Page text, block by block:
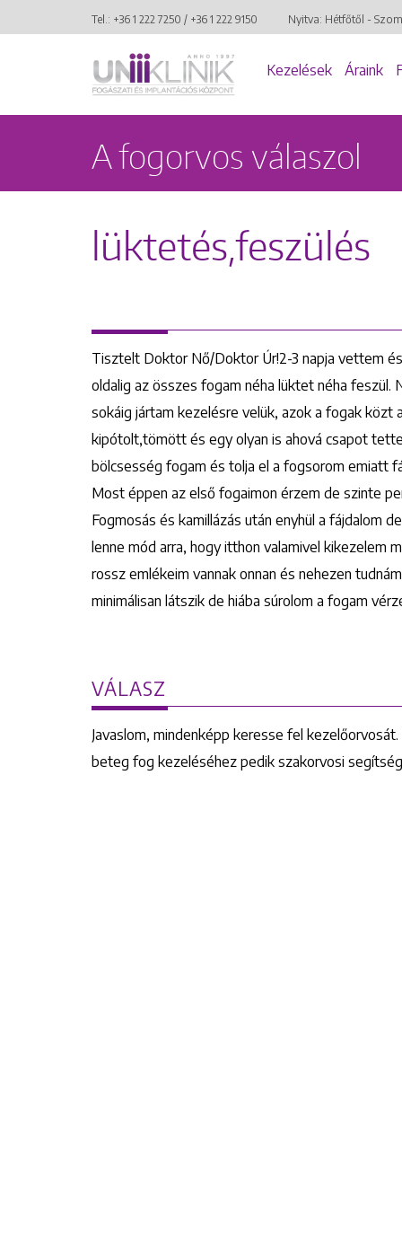
Tel.: +36 1 222 7250 / +36 1 222 9150 Nyitva: Hétfőtől -
Kezelések Áraink
A fogorvos válaszol
lüktetés,feszülés
Tisztelt Doktor Nő/Doktor Úr!2-3 napja vettem
oldalig az összes fogam néha lüktet néha
sokáig jártam kezelésre velük, azok a fogak
kipótolt,tömött és egy olyan is ahová csapot
bölcsesség fogam és tolja el a fogsorom emiatt
Most éppen az első fogaimon érzem de szinte
Fogmosás és kamillázás után enyhül a fájdalom
lenne mód arra, hogy itthon valamivel kikezelem
rossz emlékeim vannak onnan és nehezen
minimálisan látszik de hiába súrolom a fogam
VÁLASZ
Javaslom, mindenképp keresse fel
beteg fog kezeléséhez pedik szakorvosi